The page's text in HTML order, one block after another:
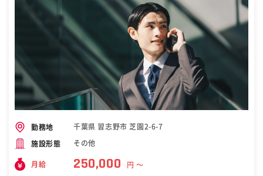
＜人事＞ ■採用サポート ■面接対応 ＜法務＞ ■契約書類確認 ■社内
規定の整備 ■法的手続き ＜秘書＞ ■スケジュール管理 ＜営業アシス
タント＞ ■顧客管理 ■社内文書作成 ■メール・電話対応 ＜広報＞ ■
SNS配信 ■イベント企画 ■プレリリース配信 ［自衛隊・転職・求
勤務地 千葉県 習志野市 芝園2-6-7
施設形態 その他
月給 250,000 円 〜